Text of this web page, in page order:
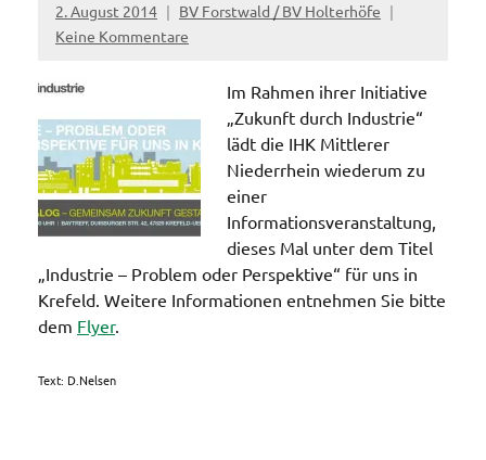
2. August 2014
BV Forstwald / BV Holterhöfe
Keine Kommentare
Im Rahmen ihrer Initiative
„Zukunft durch Industrie“
lädt die IHK Mittlerer
Niederrhein wiederum zu
einer
Informationsveranstaltung,
dieses Mal unter dem Titel
„Industrie – Problem oder Perspektive“ für uns in
Krefeld. Weitere Informationen entnehmen Sie bitte
dem Flyer.
Text: D.Nelsen